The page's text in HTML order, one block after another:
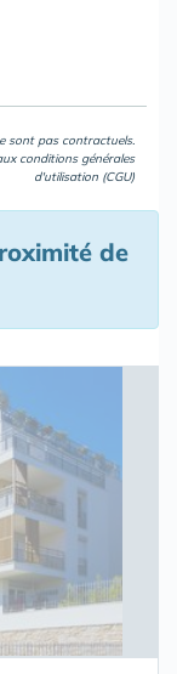
sont pas contractuels.
conditions générales
d'utilisation (CGU)
de